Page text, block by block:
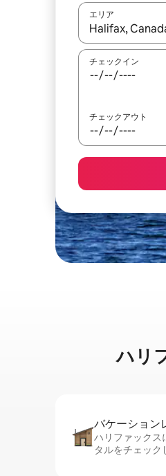
エリア
検索結果が表示
チェックイン
チェックアウト
ハリ
バケーション
ハリファックス
タルをチェック